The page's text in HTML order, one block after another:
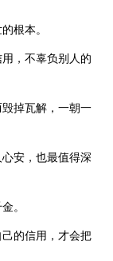
根本。
，不辜负别人的
掉瓦解，一朝一
安，也最值得深
。
的信用，才会把